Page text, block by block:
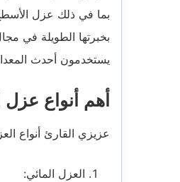
بما في ذلك عزل
بخبرتها الطويلة في
يستخدمون أحدث
أهم أنواع
عزيزي القارئ أنواع
العزل المائي: